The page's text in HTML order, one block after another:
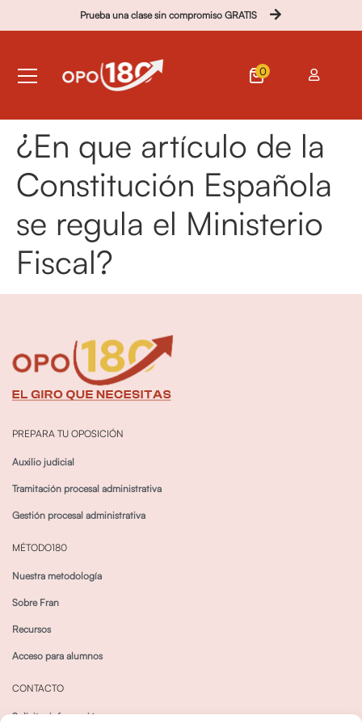
Prueba una clase sin compromiso GRATIS
0
¿En que artículo de la
Constitución Española
se regula el Ministerio
Fiscal?
PREPARA TU OPOSICIÓN
Auxilio judicial
Tramitación procesal administrativa
Gestión procesal administrativa
MÉTODO180
Nuestra metodología
Sobre Fran
Recursos
Acceso para alumnos
CONTACTO
Solicitar información